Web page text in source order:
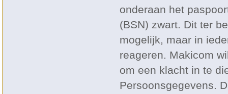
onderaan het
(BSN) zwart. Dit ter
mogelijk, maar in
reageren. Makicom
om een klacht in te
Persoonsgegevens.